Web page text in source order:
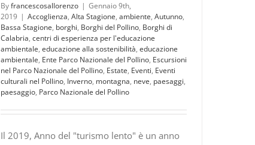
Byfrancescosallorenzo | Gennaio 9th,
2019 | Accoglienza, Alta Stagione, ambiente, Autunno,
Bassa Stagione, borghi, Borghi del Pollino, Borghi di
Calabria, centri di esperienza per l'educazione
ambientale, educazione alla sostenibilità, educazione
ambientale, Ente Parco Nazionale del Pollino, Escursioni
nel Parco Nazionale del Pollino, Estate, Eventi, Eventi
culturali nel Pollino, Inverno, montagna, neve, paesaggi,
paesaggio, Parco Nazionale del Pollino
Il 2019, Anno del "turismo lento" è un anno